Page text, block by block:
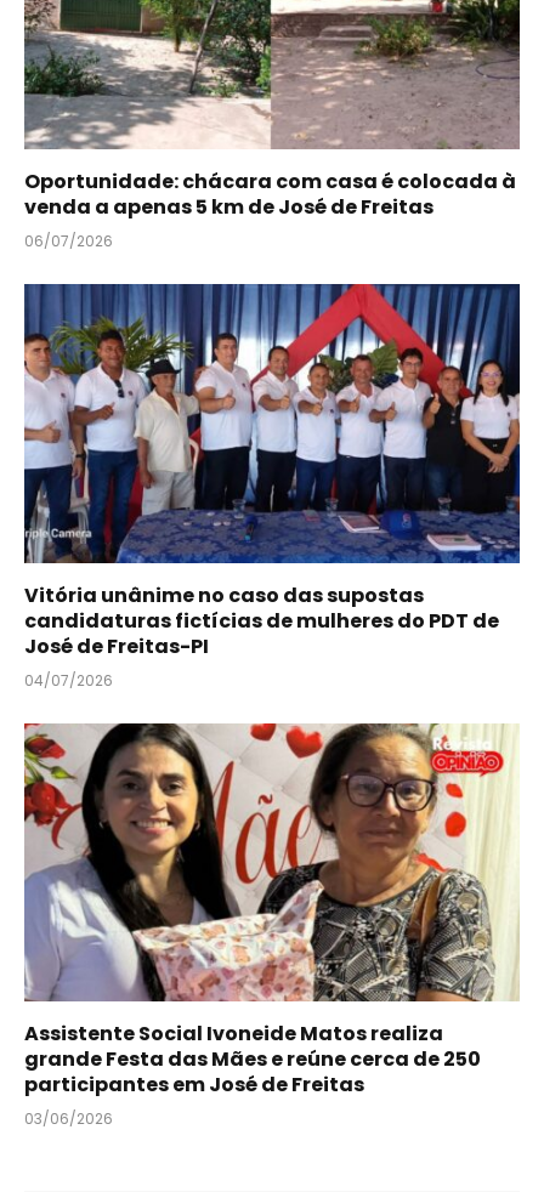
Oportunidade: chácara com casa é colocada à
venda a apenas 5 km de José de Freitas
06/07/2026
Vitória unânime no caso das supostas
candidaturas fictícias de mulheres do PDT de
José de Freitas-PI
04/07/2026
Assistente Social Ivoneide Matos realiza
grande Festa das Mães e reúne cerca de 250
participantes em José de Freitas
03/06/2026